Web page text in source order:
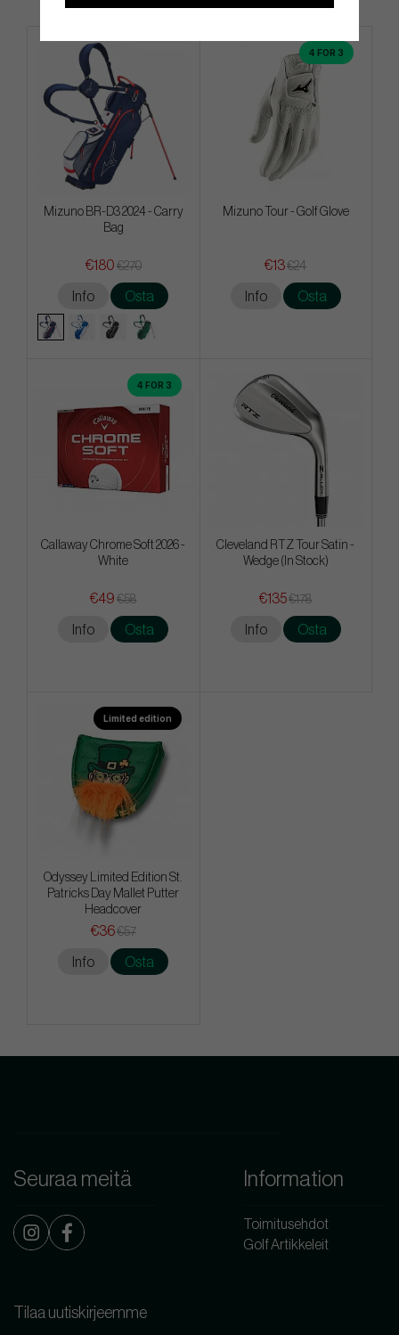
Mizuno BR-D3 2024 - Carry
Bag
€180 €270
Info Osta
4 FOR 3
Mizuno Tour - Golf Glove
€13€24
Info Osta
4 FOR 3
Callaway Chrome Soft 2026 -
White
€49 €58
Info Osta
Cleveland RTZ Tour Satin -
Wedge (In Stock)
€135€178
Info Osta
Limited edition
Odyssey Limited Edition St.
Patricks Day Mallet Putter
Headcover
€36€57
Info Osta
Seuraa meitä Information
Toimitusehdot
Golf Artikkeleit
Tilaa uutiskirjeemme